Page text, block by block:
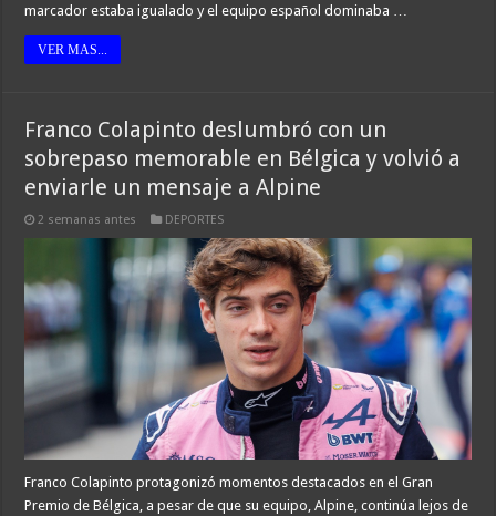
marcador estaba igualado y el equipo español dominaba …
VER MAS...
Franco Colapinto deslumbró con un
sobrepaso memorable en Bélgica y volvió a
enviarle un mensaje a Alpine
2 semanas antes DEPORTES
Franco Colapinto protagonizó momentos destacados en el Gran
Premio de Bélgica, a pesar de que su equipo, Alpine, continúa lejos de